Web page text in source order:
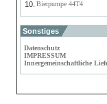
10. Bierpumpe 44T4
Sonstiges
Datenschutz
IMPRESSUM
Innergemeinschaftliche